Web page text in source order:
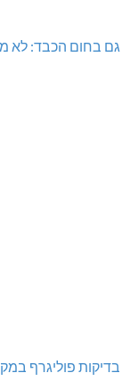
גם בחום הכבד: לא
בדיקות פוליגרף